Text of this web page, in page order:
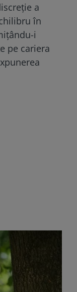
a
în
i
pe cariera